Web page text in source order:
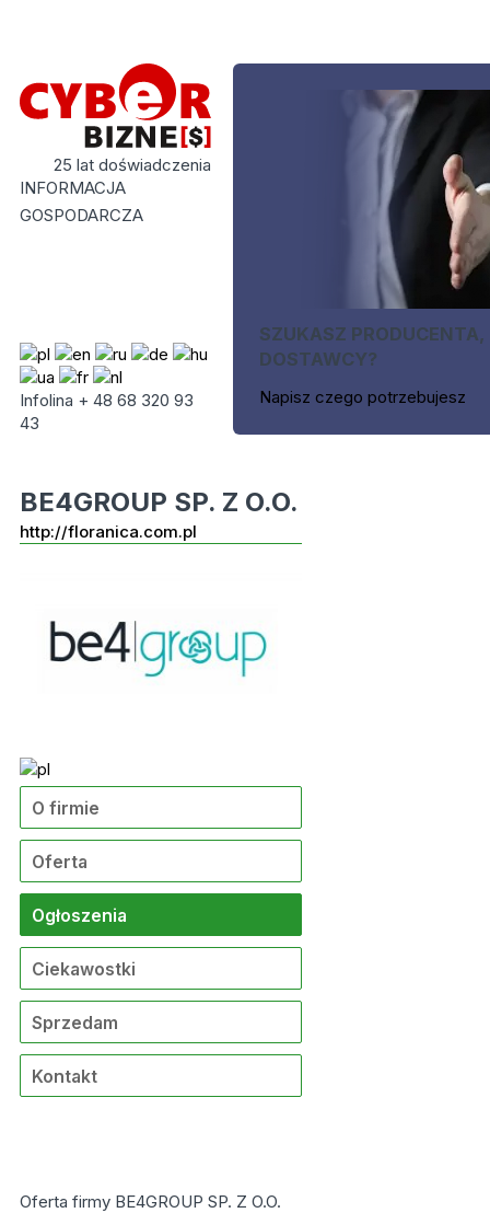
25 lat doświadczenia
INFORMACJA
GOSPODARCZA
Infolina + 48 68 320 93
43
SZUKASZ PRODUCENTA,
DOSTAWCY?
Napisz czego potrzebujesz
BE4GROUP SP. Z O.O.
http://floranica.com.pl
O firmie
Oferta
Ogłoszenia
Ciekawostki
Sprzedam
Kontakt
Oferta firmy BE4GROUP SP. Z O.O.